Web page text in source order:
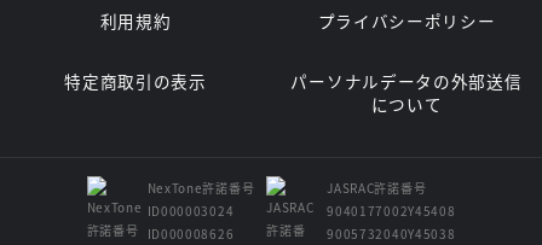
利用規約 プライバシーポリシー
特定商取引の表示
パーソナルデータの外部送信
について
NexTone許諾番号
ID000003024
ID000008626
JASRAC許諾番号
9040177002Y45408
9005732040Y45038